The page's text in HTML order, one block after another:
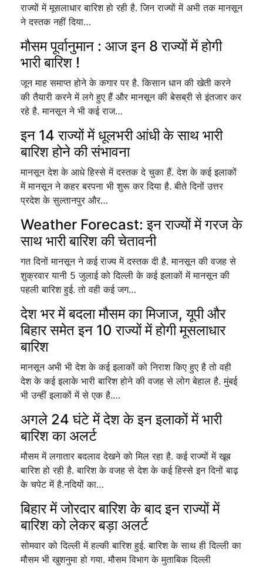
राज्यों में मूसलाधार बारिश हो रही है. जिन राज्यों में अभी तक मानसून
ने दस्तक नहीं दिया…
मौसम पूर्वानुमान : आज इन 8 राज्यों में होगी
भारी बारिश !
जून माह समाप्त होने के कगार पर है. किसान धान की खेती करने
की तैयारी करने में लगे हुए हैं और मानसून की बेसब्री से इंतजार कर
रहे है. मानसून ने भी कई राज…
इन 14 राज्यों में धूलभरी आंधी के साथ भारी
बारिश होने की संभावना
मानसून देश के आधे हिस्से में दस्तक दे चुका हैं. देश के कई इलाकों
में मानसून ने कहर बरपना भी शुरू कर दिया है. बीते दिनों उत्तर
प्रदेश के सुल्तानपुर और…
Weather Forecast: इन राज्यों में गरज के
साथ भारी बारिश की चेतावनी
गत दिनों मानसून ने कई राज्य में दस्तक दी है. मानसून की वजह से
शुक्रवार यानी 5 जुलाई को दिल्ली के कई इलाकों में मानसून की
पहली बारिश हुई. तो वही कई जग…
देश भर में बदला मौसम का मिजाज, यूपी और
बिहार समेत इन 10 राज्यों में होगी मूसलाधार
बारिश
मानसून अभी भी देश के कई इलाकों को निराश किए हुए है तो वही
देश के कई इलाके भारी बारिश होने की वजह से लोग बेहाल है. मुंबई
भी उन्हीं इलाकों में से एक है.…
अगले 24 घंटे में देश के इन इलाकों में भारी
बारिश का अलर्ट
मौसम में लगातार बदलाव देखने को मिल रहा है. कई राज्यों में खूब
बारिश हो रही है. बारिश के वजह से देश के कई हिस्से इन दिनों बाढ़
के चपेट में है.नदियों का…
बिहार में जोरदार बारिश के बाद इन राज्यों में
बारिश को लेकर बड़ा अलर्ट
सोमवार को दिल्ली में हल्की बारिश हुई. बारिश के साथ ही दिल्ली का
मौसम भी खुशनुमा हो गया. मौसम विभाग के मुताबिक दिल्ली